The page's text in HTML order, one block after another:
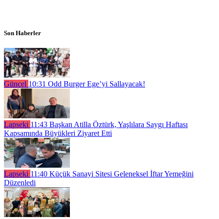
Son Haberler
Güncel 10:31 Odd Burger Ege’yi Sallayacak!
Lapseki 11:43 Başkan Atilla Öztürk, Yaşlılara Saygı Haftası
Kapsamında Büyükleri Ziyaret Etti
Lapseki 11:40 Küçük Sanayi Sitesi Geleneksel İftar Yemeğini
Düzenledi